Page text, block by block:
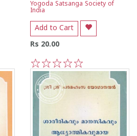
Yogoda Satsanga Society of
India
Add to Cart
Rs 20.00
5
4
3
2
1